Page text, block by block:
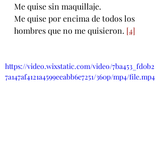
Me quise sin maquillaje.
Me quise por encima de todos los
hombres que no me quisieron. [4]
https://video.wixstatic.com/video/7ba453_fd0b2
7a147af4121a4599eeabb6e7251/360p/mp4/file.mp4